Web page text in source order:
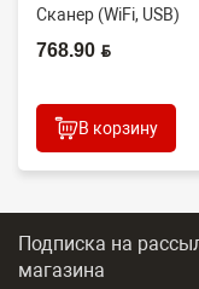
Сканер (WiFi, USB)
768.90 BYN
В корзину
Подписка на
магазина